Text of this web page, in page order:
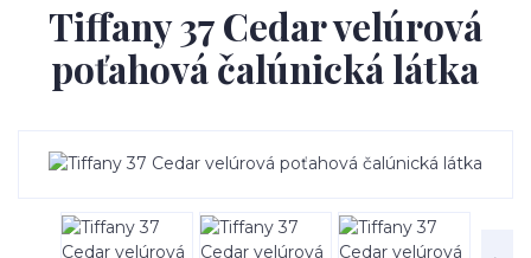
Tiffany 37 Cedar velúrová
poťahová čalúnická látka